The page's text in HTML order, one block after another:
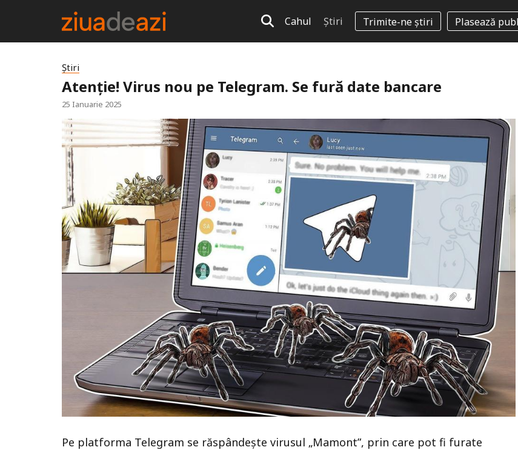
Cahul Știri Trimite-ne știri Plasează
Știri
Atenție! Virus nou pe Telegram. Se fură date bancare
25 Ianuarie 2025
Pe platforma Telegram se răspândește virusul „Mamont”, prin care pot fi furate